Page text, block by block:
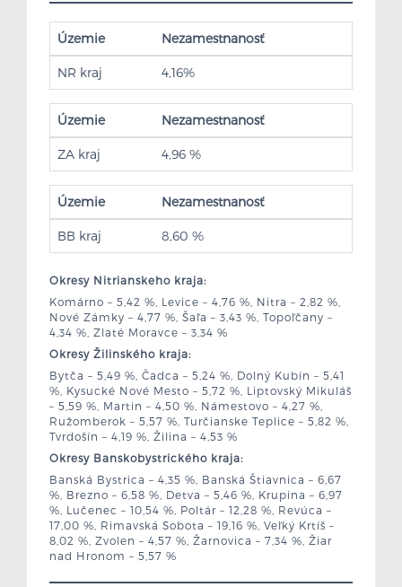
Územie Nezamestnanosť
NR kraj 4,16%
Územie Nezamestnanosť
ZA kraj 4,96 %
Územie Nezamestnanosť
BB kraj 8,60 %
Okresy Nitrianskeho kraja:
Komárno – 5,42 %, Levice – 4,76 %, Nitra – 2,82 %,
Nové Zámky – 4,77 %, Šaľa – 3,43 %, Topoľčany –
4,34 %, Zlaté Moravce – 3,34 %
Okresy Žilinského kraja:
Bytča – 5,49 %, Čadca – 5,24 %, Dolný Kubín – 5,41
%, Kysucké Nové Mesto – 5,72 %, Liptovský Mikuláš
– 5,59 %, Martin – 4,50 %, Námestovo – 4,27 %,
Ružomberok – 5,57 %, Turčianske Teplice – 5,82 %,
Tvrdošín – 4,19 %, Žilina – 4,53 %
Okresy Banskobystrického kraja:
Banská Bystrica – 4,35 %, Banská Štiavnica – 6,67
%, Brezno – 6,58 %, Detva – 5,46 %, Krupina – 6,97
%, Lučenec – 10,54 %, Poltár – 12,28 %, Revúca –
17,00 %, Rimavská Sobota – 19,16 %, Veľký Krtíš –
8,02 %, Zvolen – 4,57 %, Žarnovica – 7,34 %, Žiar
nad Hronom – 5,57 %